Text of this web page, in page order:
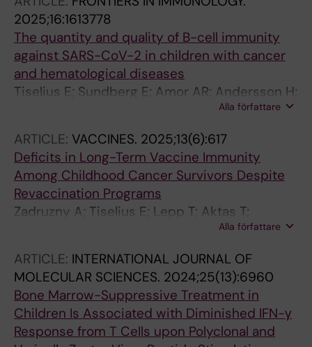
2025;16:1613778
The quantity and quality of B-cell immunity
against SARS-CoV-2 in children with cancer
and hematological diseases
Tiselius E; Sundberg E; Amor AR; Andersson H;
Varnaite R; Kolstad L; Akaberi D; Ling J; Harila
A; Saghafian-Hedengren S; Hoffman T; Nilsson
A
Alla författare
ARTICLE: VACCINES. 2025;13(6):617
Deficits in Long-Term Vaccine Immunity
Among Childhood Cancer Survivors Despite
Revaccination Programs
Zadruzny A; Tiselius E; Lepp T; Aktas T;
Tecleab T; Hellman S; Jahnmatz M; Nilsson A
Alla författare
ARTICLE: INTERNATIONAL JOURNAL OF
MOLECULAR SCIENCES. 2024;25(13):6960
Bone Marrow-Suppressive Treatment in
Children Is Associated with Diminished IFN-γ
Response from T Cells upon Polyclonal and